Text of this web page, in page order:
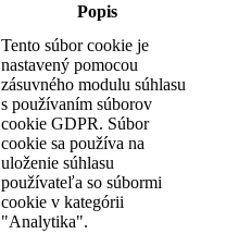
Popis
Tento súbor cookie je
nastavený pomocou
zásuvného modulu súhlasu
s používaním súborov
cookie GDPR. Súbor
cookie sa používa na
uloženie súhlasu
používateľa so súbormi
cookie v kategórii
"Analytika".